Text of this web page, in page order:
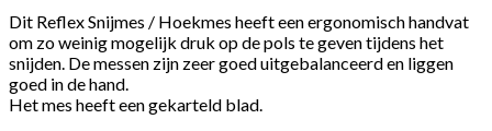
Dit Reflex Snijmes / Hoekmes heeft een ergonomisch handvat
om zo weinig mogelijk druk op de pols te geven tijdens het
snijden. De messen zijn zeer goed uitgebalanceerd en liggen
goed in de hand.
Het mes heeft een gekarteld blad.